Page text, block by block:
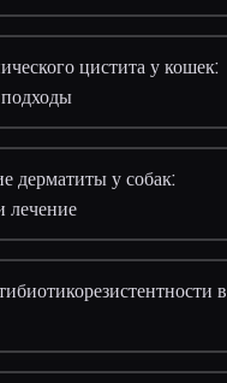
цистита у кошек:
дерматиты у собак:
лечение
в